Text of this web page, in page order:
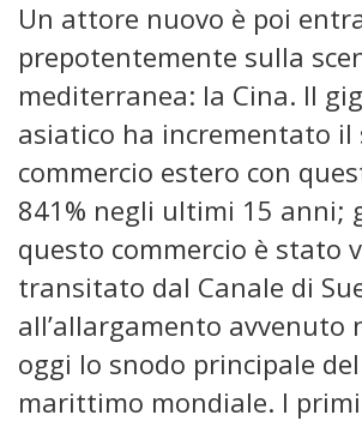
Un attore nuovo è poi
prepotentemente sulla
mediterranea: la Cina. Il
asiatico ha incrementato il
commercio estero con
841% negli ultimi 15 anni;
questo commercio è stato
transitato dal Canale di
all’allargamento avvenuto
oggi lo snodo principale
marittimo mondiale. I